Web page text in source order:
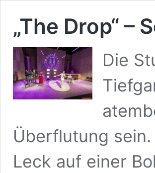
„The Drop“ –
Die
Überflutung
Leck auf einer